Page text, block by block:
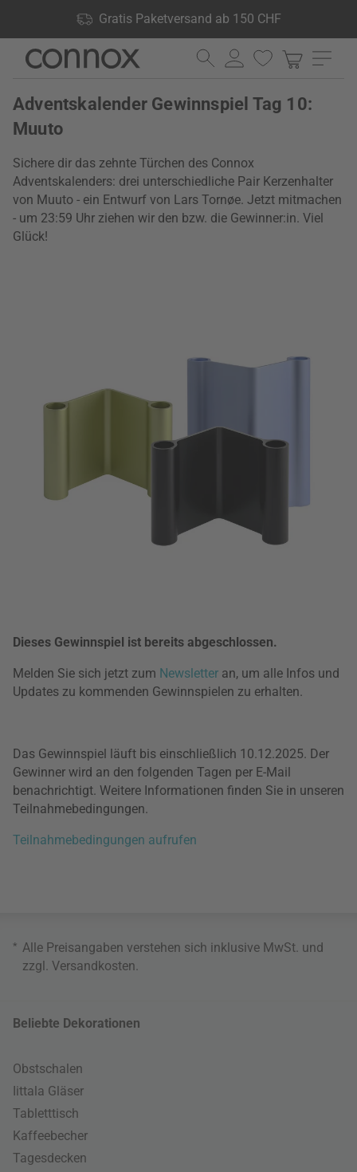
Gratis Paketversand ab 150 CHF
Produkte lagernd, 60 Tage Rückgaberecht
Direkt
Seiteninhalt
springen
Direkt
Suchfeld
springen
Adventskalender Gewinnspiel Tag 10:
Muuto
Sichere dir das zehnte Türchen des Connox
Adventskalenders: drei unterschiedliche Pair Kerzenhalter
von Muuto - ein Entwurf von Lars Tornøe. Jetzt mitmachen
- um 23:59 Uhr ziehen wir den bzw. die Gewinner:in. Viel
Glück!
Dieses Gewinnspiel ist bereits abgeschlossen.
Melden Sie sich jetzt zum Newsletter an, um alle Infos und
Updates zu kommenden Gewinnspielen zu erhalten.
Das Gewinnspiel läuft bis einschließlich 10.12.2025. Der
Gewinner wird an den folgenden Tagen per E-Mail
benachrichtigt. Weitere Informationen finden Sie in unseren
Teilnahmebedingungen.
Teilnahmebedingungen aufrufen
* Alle Preisangaben verstehen sich inklusive MwSt. und
zzgl. Versandkosten.
Beliebte Dekorationen
Obstschalen
Iittala Gläser
Tabletttisch
Kaffeebecher
Tagesdecken